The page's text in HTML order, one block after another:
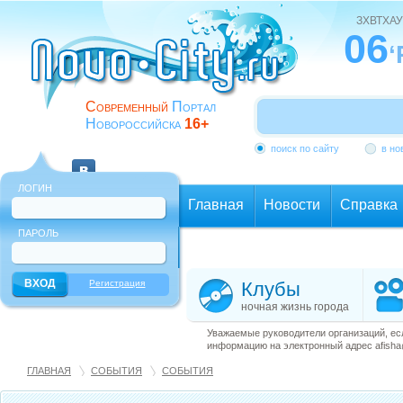
Современный Портал
Новороссийска 16+
ЗХВТХАУ
06
поиск по сайту в
ЛОГИН
ПАРОЛЬ
Регистрация
Главная Новости Справка
Клубы
ночная жизнь города
Уважаемые руководители организаций,
информацию на электронный адрес
ГЛАВНАЯ СОБЫТИЯ СОБЫТИЯ